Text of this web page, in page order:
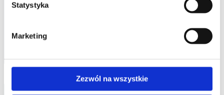
Statystyka
Marketing
Zezwól na wszystkie
Uzyskaj pierwszą konsultację!